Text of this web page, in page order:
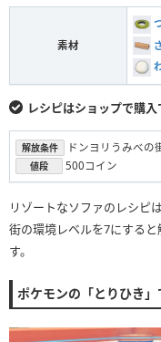
素材
レシピはショップで購入
解放条件 ドンヨリうみべの
値段 500コイン
リゾートなソファのレシピ
街の環境レベルを7にする
す。
ポケモンの「とりひき」